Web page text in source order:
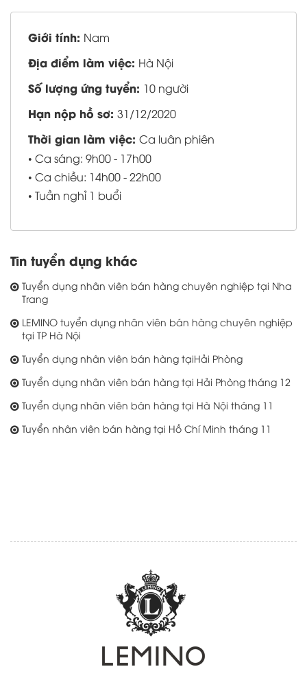
Giới tính: Nam
Địa điểm làm việc: Hà Nội
Số lượng ứng tuyển: 10 người
Hạn nộp hồ sơ: 31/12/2020
Thời gian làm việc: Ca luân phiên
• Ca sáng: 9h00 - 17h00
• Ca chiều: 14h00 - 22h00
• Tuần nghỉ 1 buổi
Tin tuyển dụng khác
Tuyển dụng nhân viên bán hàng chuyên nghiệp tại Nha
Trang
LEMINO tuyển dụng nhân viên bán hàng chuyên nghiệp
tại TP Hà Nội
Tuyển dụng nhân viên bán hàng tạiHải Phòng
Tuyển dụng nhân viên bán hàng tại Hải Phòng tháng 12
Tuyển dụng nhân viên bán hàng tại Hà Nội tháng 11
Tuyển nhân viên bán hàng tại Hồ Chí Minh tháng 11